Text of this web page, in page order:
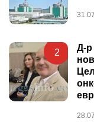
2
Д-р